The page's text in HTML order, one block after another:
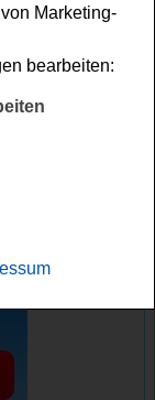
inkl.
Marketing-
bearbeiten: